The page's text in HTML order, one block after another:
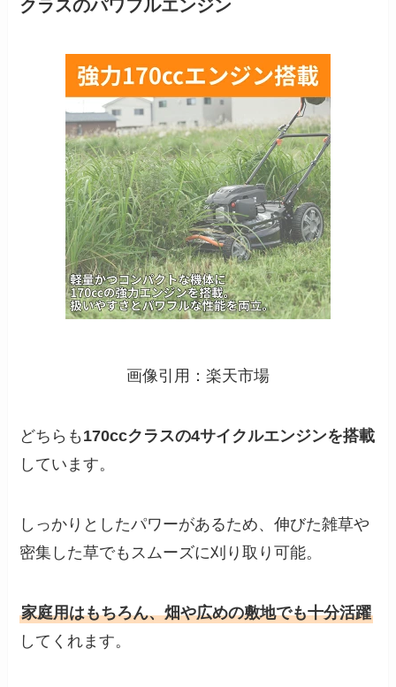
クラスのパワフルエンジン
画像引用：楽天市場
どちらも 170ccクラスの4サイクルエンジンを搭載
しています。
しっかりとしたパワーがあるため、伸びた雑草や
密集した草でもスムーズに刈り取り可能。
家庭用はもちろん、畑や広めの敷地でも十分活躍
してくれます。